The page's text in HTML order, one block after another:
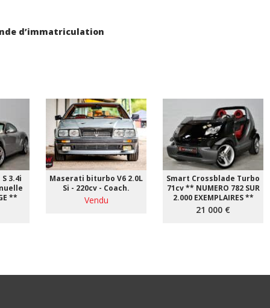
d’immatriculation
3.4i
**
Maserati biturbo V6 2.0L
Si - 220cv - Coach.
Vendu
Smart Crossblade Turbo
71cv ** NUMERO 782 SUR
2.000 EXEMPLAIRES **
21 000 €